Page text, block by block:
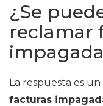
¿Se
reclamar
La respuesta es
facturas